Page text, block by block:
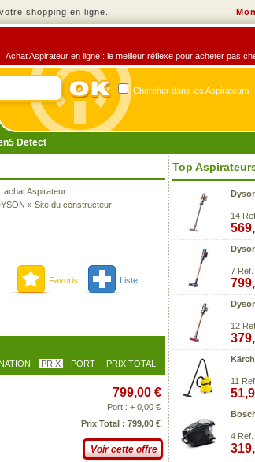
shopping en ligne.
Achat Aspirateur en ligne : le meilleur réflexe pour acheter pas
Chercher dans les Aspirateurs
Detect
: achat Aspirateur
» Site du constructeur
Favoris Liste
PRIX PORT PRIX TOTAL
799,00 €
Port : + 0,00 €
Prix Total : 799,00 €
Voir cette offre
Top
14 Ref.
7 Ref.
12 Ref.
11 Ref.
4 Ref.